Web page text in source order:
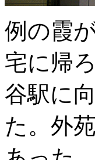
例の霞
宅に帰
谷駅に
た。外